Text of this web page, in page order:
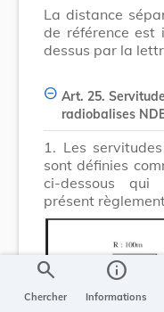
La distance
de référence est
dessus par la
Art. 25.
radiobalises
1. Les
sont définies
ci-dessous
présent
search
Chercher
info
Informations